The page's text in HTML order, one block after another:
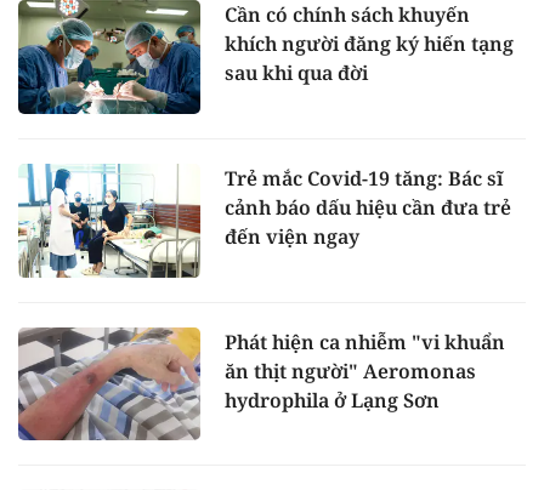
Cần có chính sách khuyến
khích người đăng ký hiến tạng
sau khi qua đời
Trẻ mắc Covid-19 tăng: Bác sĩ
cảnh báo dấu hiệu cần đưa trẻ
đến viện ngay
Phát hiện ca nhiễm "vi khuẩn
ăn thịt người" Aeromonas
hydrophila ở Lạng Sơn